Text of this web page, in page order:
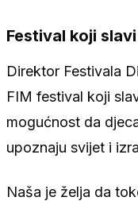
Festival koji
Direktor Festivala
FIM festival koji
mogućnost da
upoznaju svijet i
Naša je želja da